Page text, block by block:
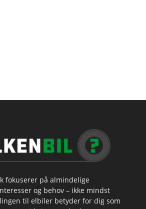
fokuserer på almindelige
og behov – ikke mindst
til elbiler betyder for dig som